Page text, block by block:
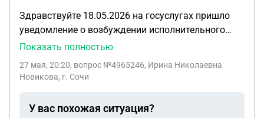
Здравствуйте 18.05.2026 на госуслугах пришло
уведомление о возбуждении исполнительного
производства,а 20.05.2026 судебный пристав
пристав имеет право наложить арест на третий
Показать полностью
27 мая, 20:20, вопрос №4965246, Ирина Николаевна
Новикова, г. Сочи
У вас похожая ситуация?